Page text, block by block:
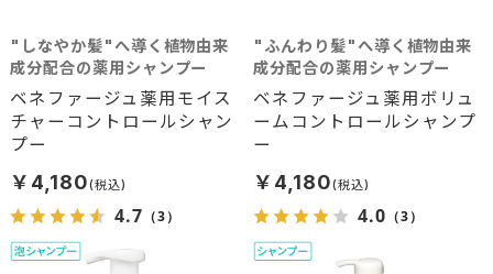
ベネファージュ薬用モイス
チャーコントロールシャン
プー
"しなやか髪"へ導く植物由来
成分配合の薬用シャンプー
￥4,180
4.7 （3）
ベネファージュ薬用ボリュ
ームコントロールシャンプ
ー
"ふんわり髪"へ導く植物由来
成分配合の薬用シャンプー
￥4,180
4.0 （3）